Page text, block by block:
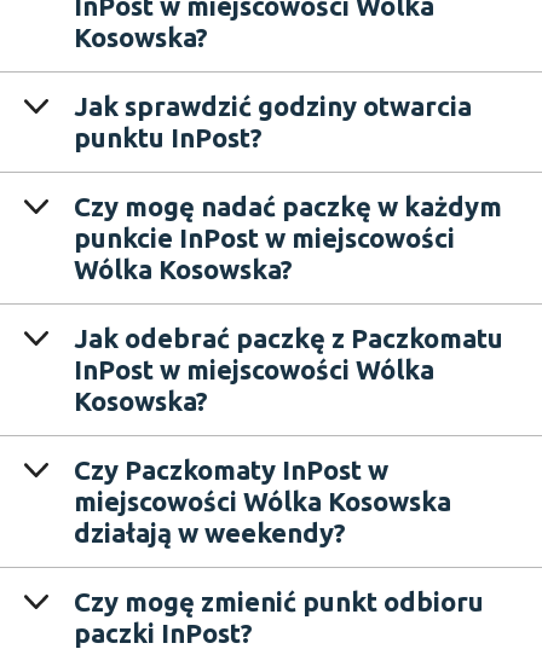
Kosowska?
Jak sprawdzić godziny otwarcia
punktu InPost?
Czy mogę nadać paczkę w każdym
punkcie InPost w miejscowości
Wólka Kosowska?
Jak odebrać paczkę z Paczkomatu
InPost w miejscowości Wólka
Kosowska?
Czy Paczkomaty InPost w
miejscowości Wólka Kosowska
działają w weekendy?
Czy mogę zmienić punkt odbioru
paczki InPost?